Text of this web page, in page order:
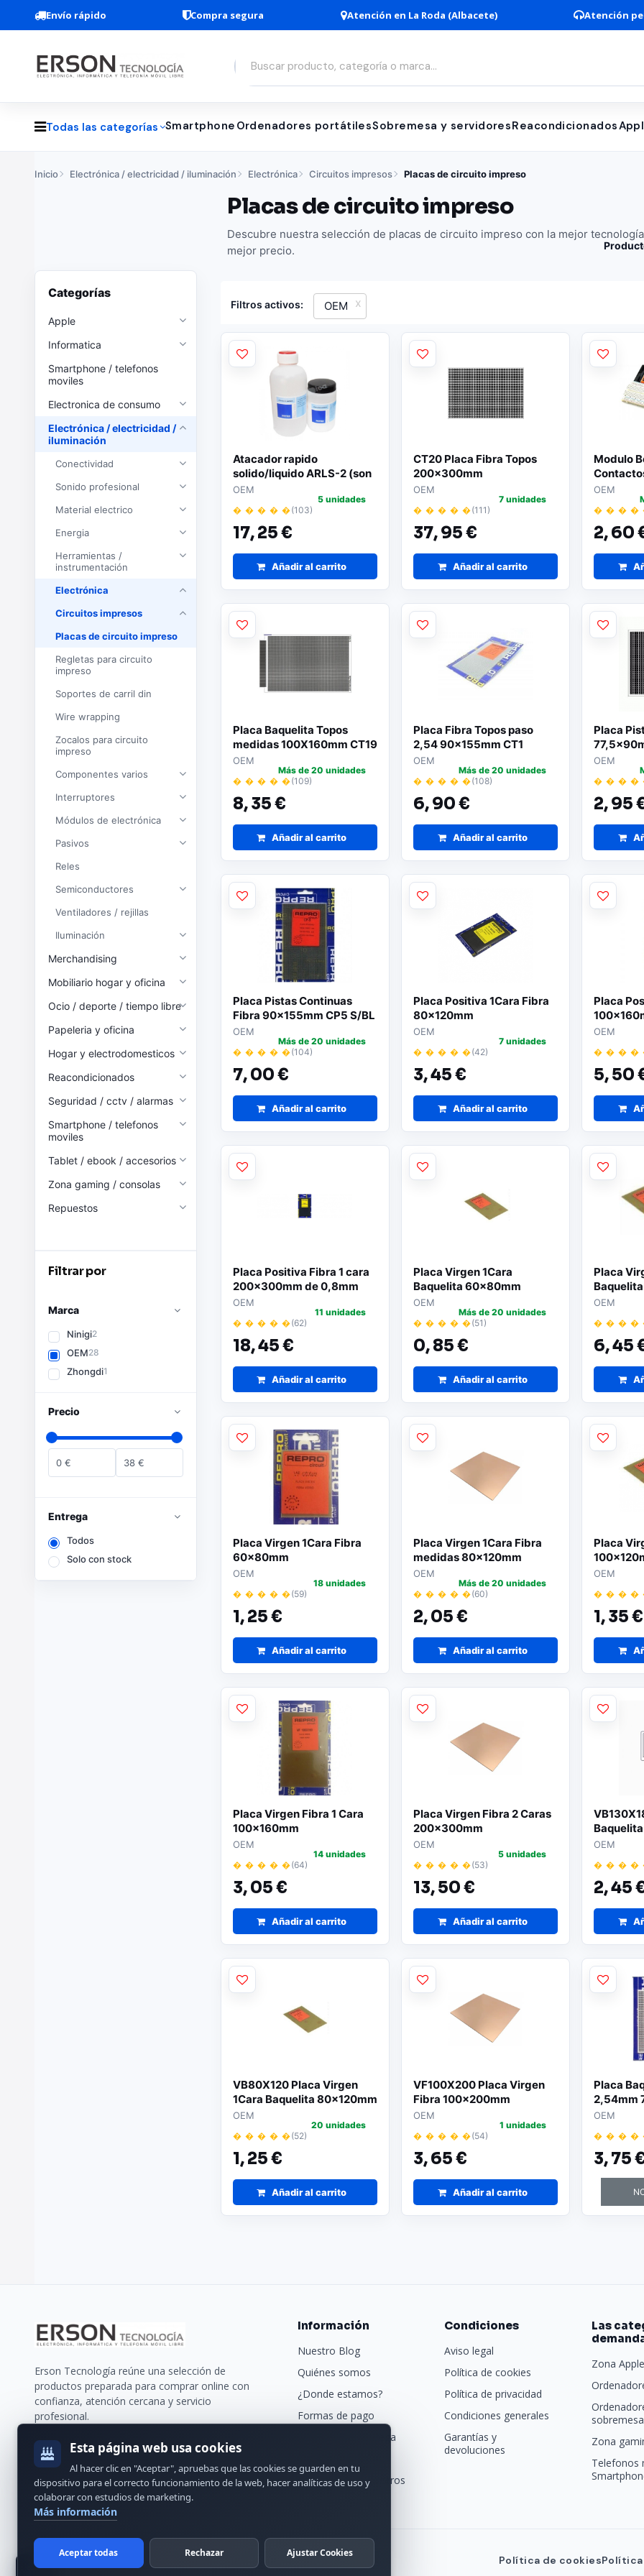
Envío rápido Compra segura Atención en La Roda (Albacete) Atención
Todas las categorías Smartphone Ordenadores portátilesSobremesa y servidoresReacondicionados
Inicio Electrónica / electricidad / iluminación Electrónica Circuitos impresos Placas de circuito impreso
Placas de circuito impreso
Descubre nuestra selección de placas de circuito impreso con la mejor
mejor precio.
Categorías
Apple
Informatica
Smartphone / telefonos
moviles
Electronica de consumo
Electrónica / electricidad /
iluminación
Conectividad
Sonido profesional
Material electrico
Energia
Herramientas /
instrumentación
Electrónica
Circuitos impresos
Placas de circuito impreso
Regletas para circuito
impreso
Soportes de carril din
Wire wrapping
Zocalos para circuito
impreso
Componentes varios
Interruptores
Módulos de electrónica
Pasivos
Reles
Semiconductores
Ventiladores / rejillas
Iluminación
Merchandising
Mobiliario hogar y oficina
Ocio / deporte / tiempo libre
Papeleria y oficina
Hogar y electrodomesticos
Reacondicionados
Seguridad / cctv / alarmas
Smartphone / telefonos
moviles
Tablet / ebook / accesorios
Zona gaming / consolas
Repuestos
Filtrar por
Marca
Ninigi2
OEM28
Zhongdi1
Precio
0 € 38 €
Entrega
Todos
Solo con stock
Filtros activos: OEM
Atacador rapido
solido/liquido ARLS-2 (son
2 Botes)
OEM
� � � � �(103)
17,25 €
5 unidades
Añadir al carrito
CT20 Placa Fibra Topos
200x300mm
OEM
� � � � �(111)
37,95 €
7 unidades
Añadir al carrito
Modulo
OEM
� � � �
2,60
Placa Baquelita Topos
medidas 100X160mm CT19
OEM
� � � � �(109)
8,35 €
Más de 20 unidades
Añadir al carrito
Placa Fibra Topos paso
2,54 90x155mm CT1
OEM
� � � � �(108)
6,90 €
Más de 20 unidades
Añadir al carrito
Placa
OEM
� � � �
2,95
Placa Pistas Continuas
Fibra 90x155mm CP5 S/BL
OEM
� � � � �(104)
7,00 €
Más de 20 unidades
Añadir al carrito
Placa Positiva 1Cara Fibra
80x120mm
OEM
� � � � �(42)
3,45 €
7 unidades
Añadir al carrito
Placa
OEM
� � � �
5,50
Placa Positiva Fibra 1 cara
200x300mm de 0,8mm
OEM
� � � � �(62)
18,45 €
11 unidades
Añadir al carrito
Placa Virgen 1Cara
Baquelita 60x80mm
OEM
� � � � �(51)
0,85 €
Más de 20 unidades
Añadir al carrito
Placa
OEM
� � � �
6,45
Placa Virgen 1Cara Fibra
60x80mm
OEM
� � � � �(59)
1,25 €
18 unidades
Añadir al carrito
Placa Virgen 1Cara Fibra
medidas 80x120mm
OEM
� � � � �(60)
2,05 €
Más de 20 unidades
Añadir al carrito
Placa
OEM
� � � �
1,35 €
Placa Virgen Fibra 1 Cara
100x160mm
OEM
� � � � �(64)
3,05 €
14 unidades
Añadir al carrito
Placa Virgen Fibra 2 Caras
200x300mm
OEM
� � � � �(53)
13,50 €
5 unidades
Añadir al carrito
OEM
� � � �
2,45
VB80X120 Placa Virgen
1Cara Baquelita 80x120mm
OEM
� � � � �(52)
1,25 €
20 unidades
Añadir al carrito
VF100X200 Placa Virgen
Fibra 100x200mm
OEM
� � � � �(54)
3,65 €
1 unidades
Añadir al carrito
Placa
2,54mm
OEM
� � � �
3,75
Erson Tecnología reúne una selección de
productos preparada para comprar online con
confianza, atención cercana y servicio
profesional.
Información
Nuestro Blog
Quiénes somos
¿Donde estamos?
Formas de pago
Transporte y entrega
Contacta con nosotros
Condiciones
Aviso legal
Política de cookies
Política de privacidad
Condiciones generales
Garantías y
devoluciones
Las
Zona Apple
Zona
Telefonos
© 2024 Erson Tecnología. Todos los derechos reservados. Política de cookies
Esta página web usa cookies
Al hacer clic en "Aceptar", apruebas que las cookies se guarden en tu
dispositivo para el correcto funcionamiento de la web, hacer analíticas de uso y
colaborar con estudios de marketing.
Más información
Aceptar todas Rechazar Ajustar Cookies